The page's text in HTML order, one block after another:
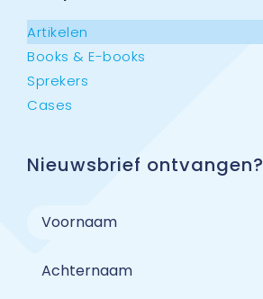
Artikelen
Books & E-books
Sprekers
Cases
Nieuwsbrief ontvangen?